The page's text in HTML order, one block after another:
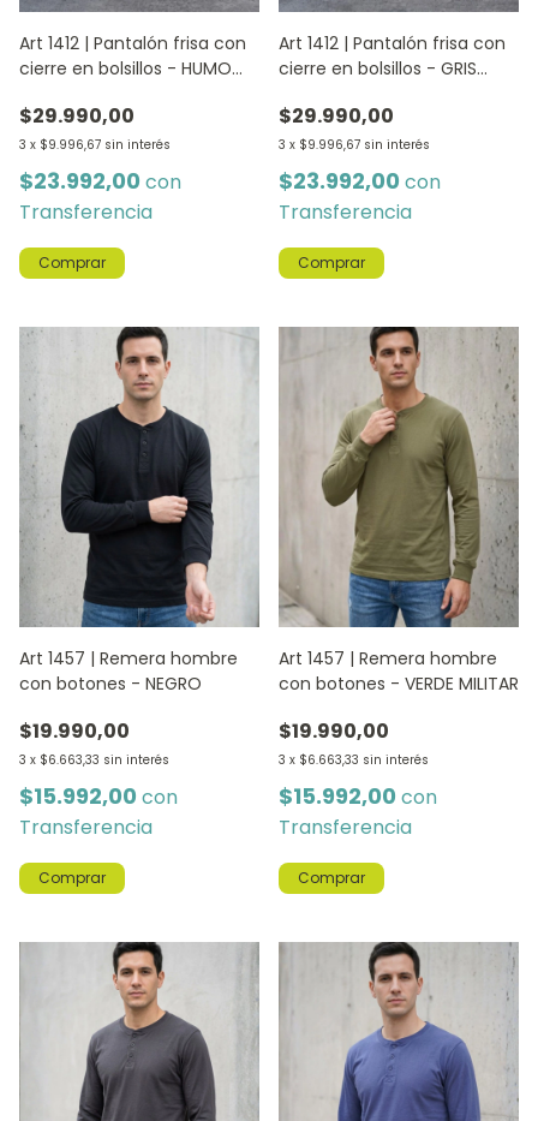
Art 1412 | Pantalón frisa con
cierre en bolsillos - HUMO
$29.990,00
3 x $9.996,67 sin interés
$23.992,00 con
Transferencia
Comprar
Art 1412 | Pantalón frisa con
cierre en bolsillos - GRIS
$29.990,00
3 x $9.996,67 sin interés
$23.992,00 con
Transferencia
Comprar
Art 1457 | Remera hombre
con botones - NEGRO
$19.990,00
3 x $6.663,33 sin interés
$15.992,00 con
Transferencia
Comprar
Art 1457 | Remera hombre
con botones - VERDE MILITAR
$19.990,00
3 x $6.663,33 sin interés
$15.992,00 con
Transferencia
Comprar